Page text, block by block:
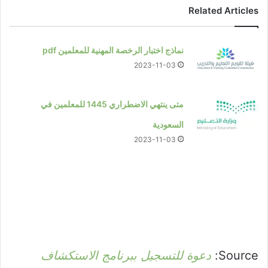
Related Articles
نماذج اختبار الرخصة المهنية للمعلمين pdf
2023-11-03
متى ينتهي الاضطراري 1445 للمعلمين في
السعودية
2023-11-03
Source: دعوة للتسجيل ببرنامج الاستكشاف